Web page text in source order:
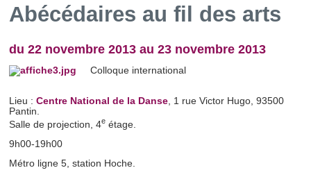
Abécédaires au fil des arts
du 22 novembre 2013 au 23 novembre 2013
Colloque international
Lieu : Centre National de la Danse , 1 rue Victor Hugo, 93500
Pantin.
Salle de projection, 4e étage.
9h00-19h00
Métro ligne 5, station Hoche.